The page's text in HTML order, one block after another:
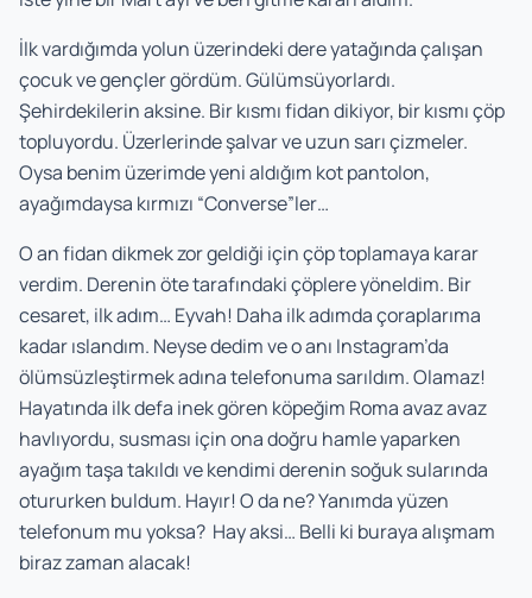
İlk vardığımda yolun üzerindeki dere yatağında çalışan
çocuk ve gençler gördüm. Gülümsüyorlardı.
Şehirdekilerin aksine. Bir kısmı fidan dikiyor, bir kısmı çöp
topluyordu. Üzerlerinde şalvar ve uzun sarı çizmeler.
Oysa benim üzerimde yeni aldığım kot pantolon,
ayağımdaysa kırmızı “Converse”ler…
O an fidan dikmek zor geldiği için çöp toplamaya karar
verdim. Derenin öte tarafındaki çöplere yöneldim. Bir
cesaret, ilk adım… Eyvah! Daha ilk adımda çoraplarıma
kadar ıslandım. Neyse dedim ve o anı Instagram’da
ölümsüzleştirmek adına telefonuma sarıldım. Olamaz!
Hayatında ilk defa inek gören köpeğim Roma avaz avaz
havlıyordu, susması için ona doğru hamle yaparken
ayağım taşa takıldı ve kendimi derenin soğuk sularında
otururken buldum. Hayır! O da ne? Yanımda yüzen
telefonum mu yoksa? Hay aksi… Belli ki buraya alışmam
biraz zaman alacak!